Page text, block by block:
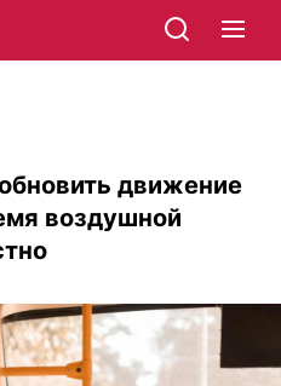
движение
воздушной